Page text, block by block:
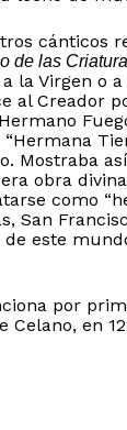
Go to shop
cánticos
de las
la Virgen o
al Creador
“Hermana
Mostraba
obra
como
San
este
por
Celano, en